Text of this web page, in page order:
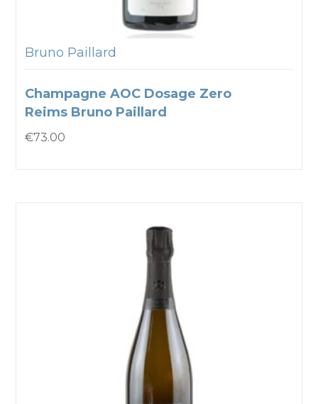
Bruno Paillard
Champagne AOC Dosage Zero
Reims Bruno Paillard
€73.00